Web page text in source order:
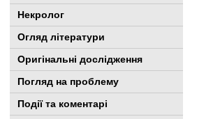
Некролог
Огляд літератури
Оригінальні дослідження
Погляд на проблему
Події та коментарі